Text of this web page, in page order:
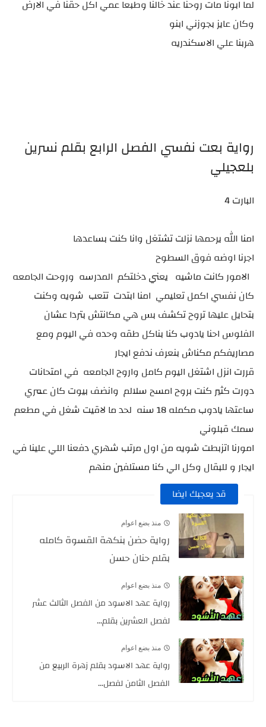
لما ابونا مات روحنا عند خالنا وطبعا عمي اكل حقنا في الارض
وكان عايز بجوزني ابنو
هربنا علي الاسكندريه
رواية بعت نفسي الفصل الرابع بقلم نسرين
بلعجيلي
البارت 4
امنا الله يرحمها نزلت تشتغل وانا كنت بساعدها
اجرنا اوضه فوق السطوح
الامور كانت ماشيه يعني دخلتكم المدرسه وروحت الجامعه
كان نفسي اكمل تعليمي امنا ابتدت تتعب شويه وكنت
بتحايل عليها تروح تكشف بس هي مكانتش بتردا عشان
الفلوس احنا يادوب كنا بناكل طقه وحده في اليوم ومع
مصاريفكم مكناش بنعرف ندفع ايجار
قررت انزل اشتغل اليوم كامل واروح الجامعه في امتحانات
دورت كثير كنت بروح امسح سلالم وانضف بيوت كان عمري
ساعتها يادوب مكمله 18 سنه لحد ما لاقيت شغل في مطعم
سمك قبلوني
امورنا اتزبطت شويه من اول مرتب شهري دفعنا اللي علينا في
ايجار و للبقال وكل الي كنا مستلفين منهم
قد يعجبك ايضا
منذ بضع اعوام
رواية حضن بنكهة القسوة كامله
بقلم حنان حسن
منذ بضع اعوام
رواية عهد الاسود من الفصل الثالث عشر
لفصل العشرين بقلم...
منذ بضع اعوام
رواية عهد الاسود بقلم زهرة الربيع من
الفصل الثامن لفصل...